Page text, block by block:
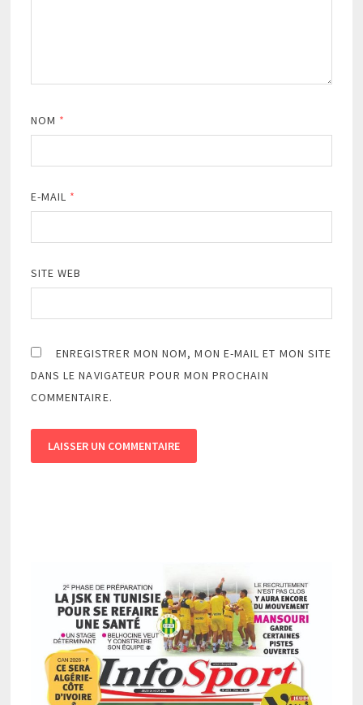
NOM *
E-MAIL *
SITE WEB
ENREGISTRER MON NOM, MON E-MAIL ET MON SITE
DANS LE NAVIGATEUR POUR MON PROCHAIN
COMMENTAIRE.